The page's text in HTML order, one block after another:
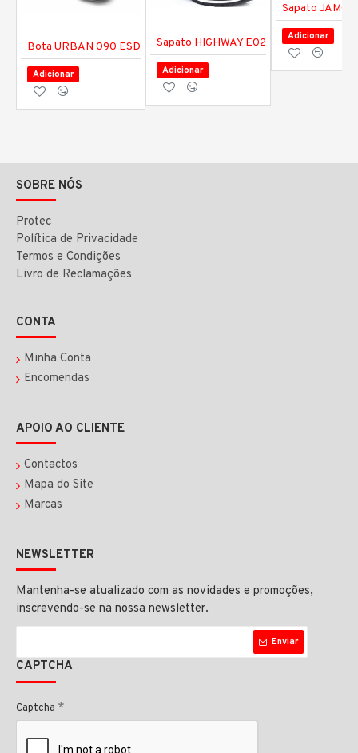
Bota URBAN 090 ESD
Adicionar
Sapato HIGHWAY E02
Adicionar
Sapato JAMOR
Adicionar
SOBRE NÓS
Protec
Política de Privacidade
Termos e Condições
Livro de Reclamações
CONTA
Minha Conta
Encomendas
APOIO AO CLIENTE
Contactos
Mapa do Site
Marcas
NEWSLETTER
Mantenha-se atualizado com as novidades e promoções,
inscrevendo-se na nossa newsletter.
Enviar
CAPTCHA
Captcha